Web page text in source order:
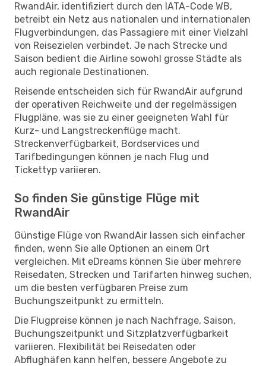
RwandAir, identifiziert durch den IATA-Code WB,
betreibt ein Netz aus nationalen und internationalen
Flugverbindungen, das Passagiere mit einer Vielzahl
von Reisezielen verbindet. Je nach Strecke und
Saison bedient die Airline sowohl grosse Städte als
auch regionale Destinationen.
Reisende entscheiden sich für RwandAir aufgrund
der operativen Reichweite und der regelmässigen
Flugpläne, was sie zu einer geeigneten Wahl für
Kurz- und Langstreckenflüge macht.
Streckenverfügbarkeit, Bordservices und
Tarifbedingungen können je nach Flug und
Tickettyp variieren.
So finden Sie günstige Flüge mit
RwandAir
Günstige Flüge von RwandAir lassen sich einfacher
finden, wenn Sie alle Optionen an einem Ort
vergleichen. Mit eDreams können Sie über mehrere
Reisedaten, Strecken und Tarifarten hinweg suchen,
um die besten verfügbaren Preise zum
Buchungszeitpunkt zu ermitteln.
Die Flugpreise können je nach Nachfrage, Saison,
Buchungszeitpunkt und Sitzplatzverfügbarkeit
variieren. Flexibilität bei Reisedaten oder
Abflughäfen kann helfen, bessere Angebote zu